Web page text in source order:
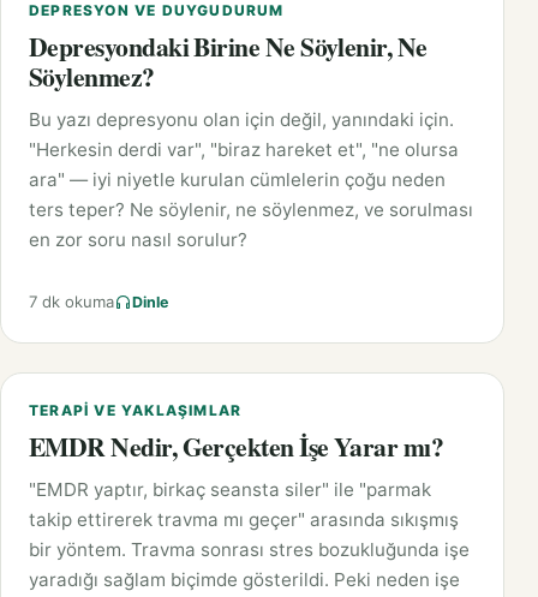
DEPRESYON VE DUYGUDURUM
Depresyondaki Birine Ne Söylenir, Ne
Söylenmez?
Bu yazı depresyonu olan için değil, yanındaki için.
"Herkesin derdi var", "biraz hareket et", "ne olursa
ara" — iyi niyetle kurulan cümlelerin çoğu neden
ters teper? Ne söylenir, ne söylenmez, ve sorulması
en zor soru nasıl sorulur?
7 dk okuma Dinle
TERAPI VE YAKLAŞIMLAR
EMDR Nedir, Gerçekten İşe Yarar mı?
"EMDR yaptır, birkaç seansta siler" ile "parmak
takip ettirerek travma mı geçer" arasında sıkışmış
bir yöntem. Travma sonrası stres bozukluğunda işe
yaradığı sağlam biçimde gösterildi. Peki neden işe